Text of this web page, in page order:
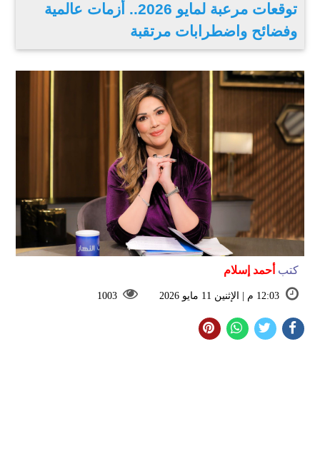
توقعات مرعبة لمايو 2026.. أزمات عالمية
وفضائح واضطرابات مرتقبة
كتب أحمد إسلام
12:03 م | الإثنين 11 مايو 2026 1003